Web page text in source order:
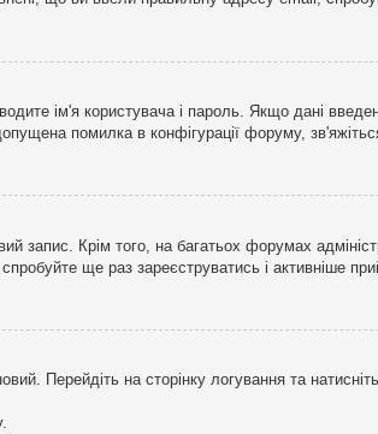
ім'я користувача і пароль. Якщо дані
помилка в конфігурації форуму,
запис. Крім того, на багатьох форумах
ще раз зареєструватись і активніше
Перейдіть на сторінку логування та натисніть